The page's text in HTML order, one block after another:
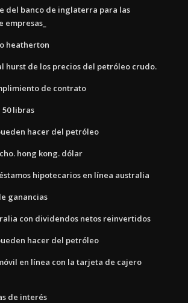
del banco de inglaterra para las
heatherton
hurst de los precios del petróleo crudo.
de contrato
50 libras
hacer del petróleo
hong kong. dólar
hipotecarios en línea australia
ganancias
con dividendos netos reinvertidos
hacer del petróleo
en línea con la tarjeta de cajero
de interés